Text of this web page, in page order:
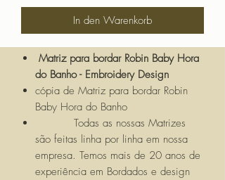
In den Warenkorb
Matriz para bordar Robin Baby Hora
do Banho - Embroidery Design
cópia de Matriz para bordar Robin
Baby Hora do Banho
Todas as nossas Matrizes
são feitas linha por linha em nossa
empresa. Temos mais de 20 anos de
experiência em Bordados e design